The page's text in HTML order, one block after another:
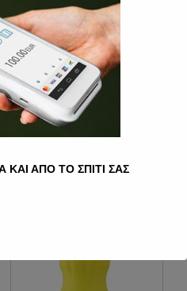
ΑΠΟ ΤΟ ΣΠΙΤΙ ΣΑΣ